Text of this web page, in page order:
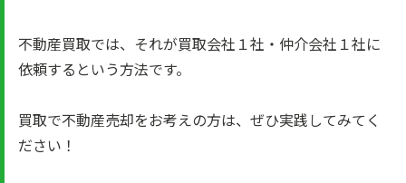
不動産買取では、それが買取会社１社・仲介会社１社に
依頼するという方法です。
買取で不動産売却をお考えの方は、ぜひ実践してみてく
ださい！